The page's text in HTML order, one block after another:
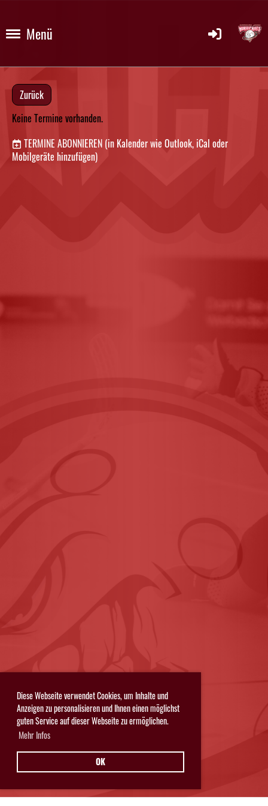
Diese Webseite verwendet Cookies, um Inhalte und
Anzeigen zu personalisieren und Ihnen einen möglichst
guten Service auf dieser Webseite zu ermöglichen.
Mehr Infos
OK
Menü
Zurück
Keine Termine vorhanden.
TERMINE ABONNIEREN (in Kalender wie Outlook, iCal oder
Mobilgeräte hinzufügen)